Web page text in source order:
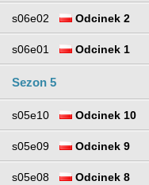
s06e02 Odcinek 2
s06e01 Odcinek 1
Sezon 5
s05e10 Odcinek 10
s05e09 Odcinek 9
s05e08 Odcinek 8